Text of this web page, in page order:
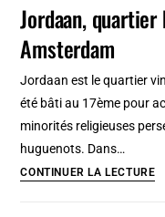
Jordaan,
Amsterdam
Jordaan est le quartier
été bâti au 17ème pour
minorités religieuses
huguenots. Dans…
CONTINUER LA LECTURE